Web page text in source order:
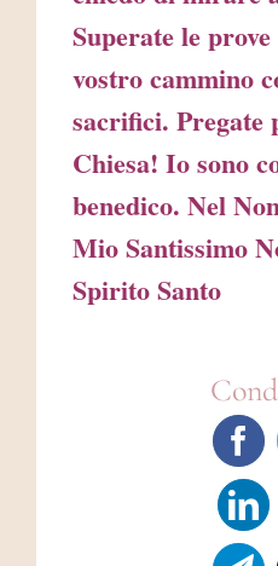
Superate le
vostro cammino
sacrifici. Pregate
Chiesa! Io sono
benedico. Nel
Mio Santissimo
Spirito Santo